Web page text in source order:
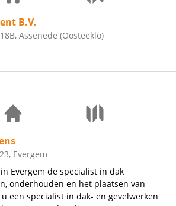
B.V.
Assenede (Oosteeklo)
Evergem
Evergem de specialist in dak
onderhouden en het plaatsen van
een specialist in dak- en gevelwerken